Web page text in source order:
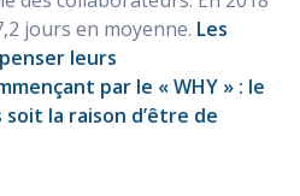
jours en moyenne. Les
leurs
par le « WHY » : le
la raison d’être de